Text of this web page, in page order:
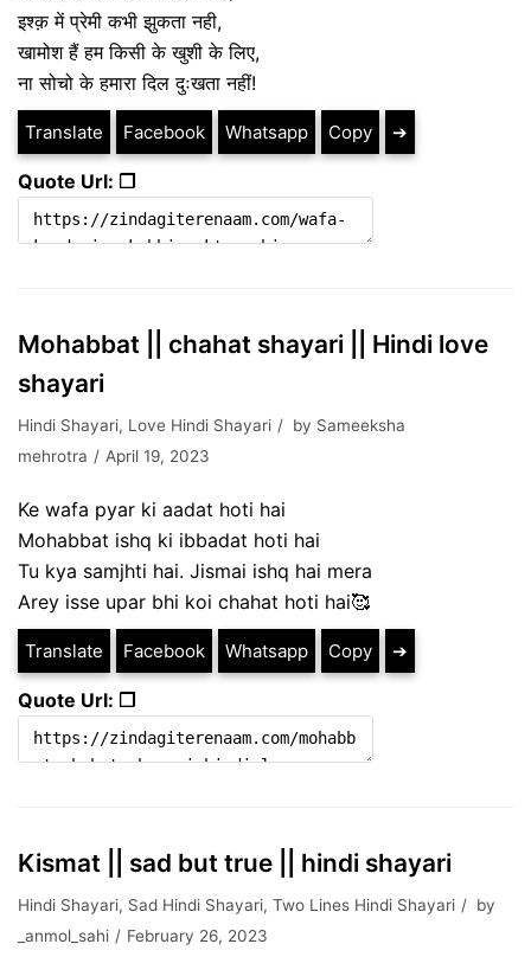
इश्क़ में प्रेमी कभी झुकता नही,
खामोश हैं हम किसी के खुशी के लिए,
ना सोचो के हमारा दिल दुःखता नहीं!
Translate Facebook Whatsapp Copy ➔
Quote Url: ❐
Mohabbat || chahat shayari || Hindi love
shayari
Hindi Shayari, Love Hindi Shayari by Sameeksha
mehrotra
April 19, 2023
Ke wafa pyar ki aadat hoti hai
Mohabbat ishq ki ibbadat hoti hai
Tu kya samjhti hai. Jismai ishq hai mera
Arey isse upar bhi koi chahat hoti hai🥰
Translate Facebook Whatsapp Copy ➔
Quote Url: ❐
Kismat || sad but true || hindi shayari
Hindi Shayari, Sad Hindi Shayari, Two Lines Hindi Shayari
by
_anmol_sahi
February 26, 2023